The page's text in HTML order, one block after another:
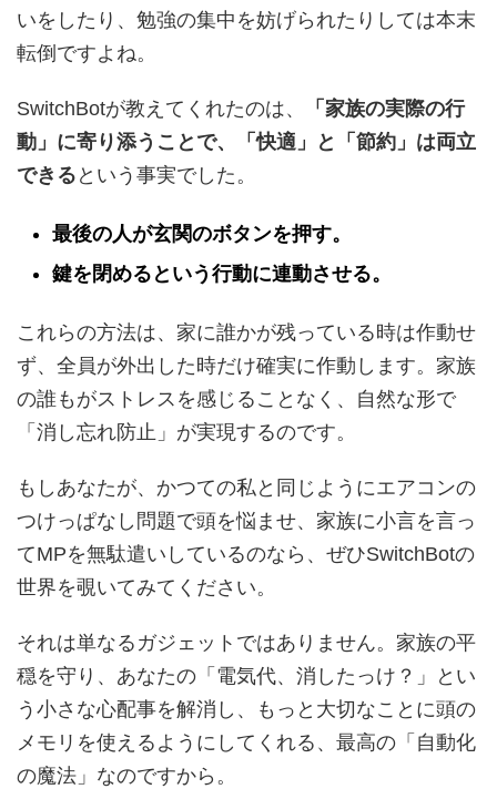
いをしたり、勉強の集中を妨げられたりしては本末
転倒ですよね。
SwitchBotが教えてくれたのは、
「家族の実際の行
動」に寄り添うことで、「快適」と「節約」は両立
できる という事実でした。
最後の人が玄関のボタンを押す。
鍵を閉めるという行動に連動させる。
これらの方法は、家に誰かが残っている時は作動せ
ず、全員が外出した時だけ確実に作動します。家族
の誰もがストレスを感じることなく、自然な形で
「消し忘れ防止」が実現するのです。
もしあなたが、かつての私と同じようにエアコンの
つけっぱなし問題で頭を悩ませ、家族に小言を言っ
てMPを無駄遣いしているのなら、ぜひSwitchBotの
世界を覗いてみてください。
それは単なるガジェットではありません。家族の平
穏を守り、あなたの「電気代、消したっけ？」とい
う小さな心配事を解消し、もっと大切なことに頭の
メモリを使えるようにしてくれる、最高の「自動化
の魔法」なのですから。